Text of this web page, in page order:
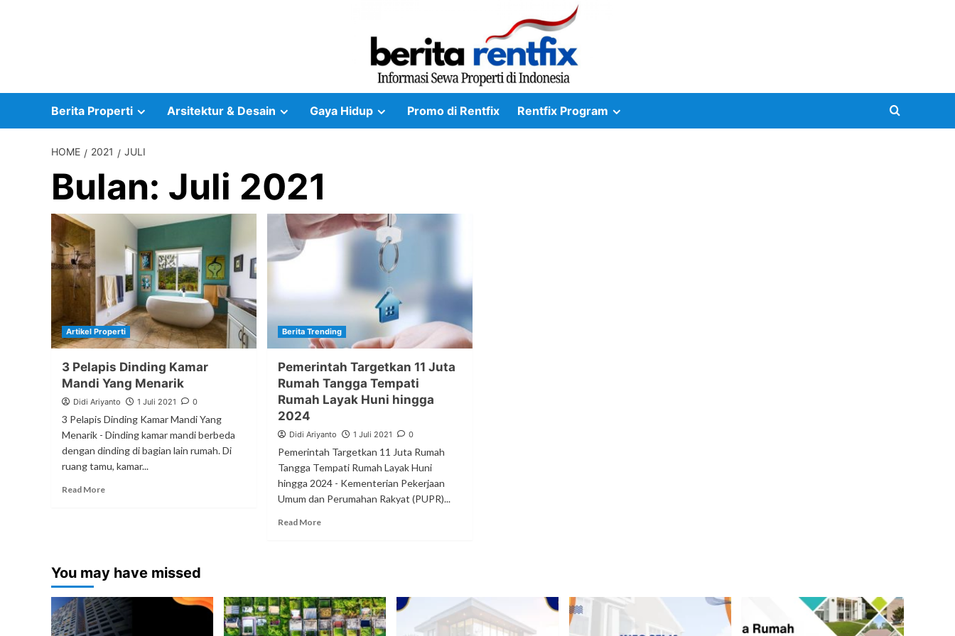
Berita Properti Arsitektur & Desain Gaya Hidup Promo di Rentfix Rentfix Program
HOME 2021 JULI
Bulan: Juli 2021
Artikel Properti
3 Pelapis Dinding Kamar
Mandi Yang Menarik
Didi Ariyanto 1 Juli 2021 0
3 Pelapis Dinding Kamar Mandi Yang
Menarik - Dinding kamar mandi berbeda
dengan dinding di bagian lain rumah. Di
ruang tamu, kamar...
Read More
Berita Trending
Pemerintah Targetkan 11 Juta
Rumah Tangga Tempati
Rumah Layak Huni hingga
2024
Didi Ariyanto 1 Juli 2021 0
Pemerintah Targetkan 11 Juta Rumah
Tangga Tempati Rumah Layak Huni
hingga 2024 - Kementerian Pekerjaan
Umum dan Perumahan Rakyat (PUPR)...
Read More
You may have missed